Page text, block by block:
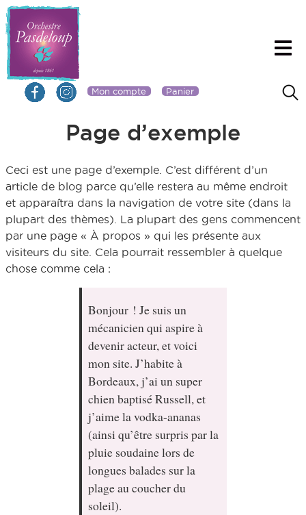
Mon compte Panier
Page d’exemple
Ceci est une page d’exemple. C’est différent d’un
article de blog parce qu’elle restera au même endroit
et apparaîtra dans la navigation de votre site (dans la
plupart des thèmes). La plupart des gens commencent
par une page « À propos » qui les présente aux
visiteurs du site. Cela pourrait ressembler à quelque
chose comme cela :
Bonjour ! Je suis un
mécanicien qui aspire à
devenir acteur, et voici
mon site. J’habite à
Bordeaux, j’ai un super
chien baptisé Russell, et
j’aime la vodka-ananas
(ainsi qu’être surpris par la
pluie soudaine lors de
longues balades sur la
plage au coucher du
soleil).